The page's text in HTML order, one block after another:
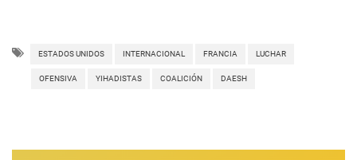
ESTADOS UNIDOS INTERNACIONAL FRANCIA LUCHAR
OFENSIVA YIHADISTAS COALICIÓN DAESH